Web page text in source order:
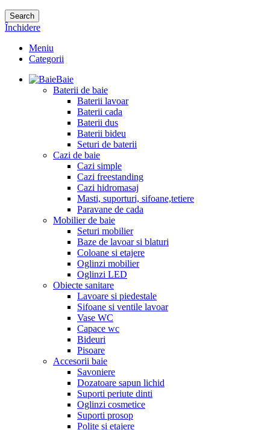
Search
Închidere
Meniu
Categorii
Baie
Baterii de baie
Baterii lavoar
Baterii cada
Baterii dus
Baterii bideu
Seturi de baterii
Cazi de baie
Cazi simple
Cazi freestanding
Cazi hidromasaj
Masti, suporturi, sifoane,tetiere
Paravane de cada
Mobilier de baie
Seturi mobilier
Baze de lavoar si blaturi
Coloane si etajere
Oglinzi mobilier
Oglinzi LED
Obiecte sanitare
Lavoare si piedestale
Sifoane si ventile lavoar
Vase WC
Capace wc
Bideuri
Pisoare
Accesorii baie
Savoniere
Dozatoare sapun lichid
Suporti periute dinti
Oglinzi cosmetice
Suporti prosop
Polite si etajere